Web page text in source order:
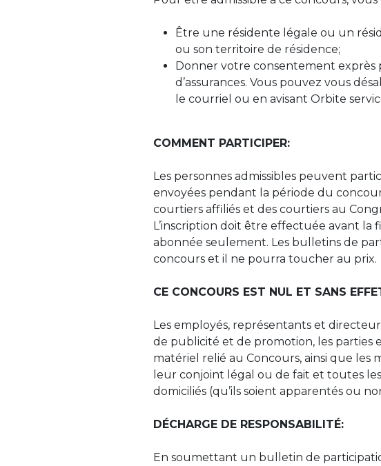
Être une résidente légale ou un
ou son territoire de résidence;
Donner votre consentement exprès
d’assurances. Vous pouvez vous
le courriel ou en avisant Orbite
COMMENT PARTICIPER:
Les personnes admissibles peuvent
envoyées pendant la période du
courtiers affiliés et des courtiers au
L’inscription doit être effectuée avant
abonnée seulement. Les bulletins de
concours et il ne pourra toucher au prix.
CE CONCOURS EST NUL ET SANS
Les employés, représentants et
de publicité et de promotion, les parties
matériel relié au Concours, ainsi que
leur conjoint légal ou de fait et toutes
domiciliés (qu’ils soient apparentés ou
DÉCHARGE DE RESPONSABILITÉ:
En soumettant un bulletin de